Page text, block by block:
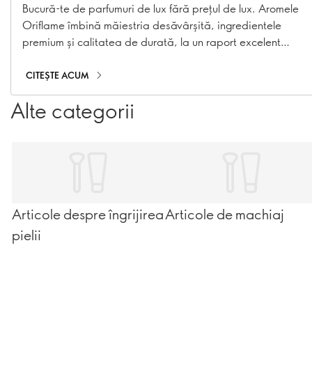
Bucură-te de parfumuri de lux fără prețul de lux. Aromele
Oriflame îmbină măiestria desăvârșită, ingredientele
premium și calitatea de durată, la un raport excelent
CITEȘTE ACUM
Alte categorii
Articole despre îngrijirea
pielii
Articole de machiaj